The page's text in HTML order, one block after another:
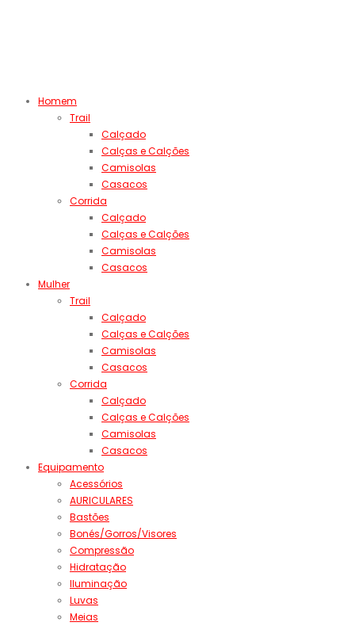
Homem
Trail
Calçado
Calças e Calções
Camisolas
Casacos
Corrida
Calçado
Calças e Calções
Camisolas
Casacos
Mulher
Trail
Calçado
Calças e Calções
Camisolas
Casacos
Corrida
Calçado
Calças e Calções
Camisolas
Casacos
Equipamento
Acessórios
AURICULARES
Bastões
Bonés/Gorros/Visores
Compressão
Hidratação
Iluminação
Luvas
Meias